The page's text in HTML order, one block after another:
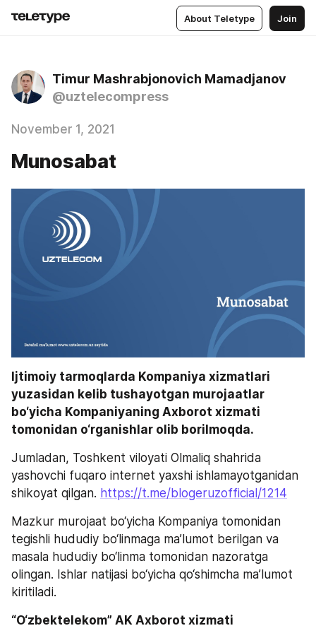
About Teletype Join
Timur Mashrabjonovich Mamadjanov
@uztelecompress
November 1, 2021
Munosabat
Ijtimoiy tarmoqlarda Kompaniya xizmatlari
yuzasidan kelib tushayotgan murojaatlar
bo‘yicha Kompaniyaning Axborot xizmati
tomonidan o‘rganishlar olib borilmoqda.
Jumladan, Toshkent viloyati Olmaliq shahrida
yashovchi fuqaro internet yaxshi ishlamayotganidan
shikoyat qilgan. https://t.me/blogeruzofficial/1214
Mazkur murojaat bo‘yicha Kompaniya tomonidan
tegishli hududiy bo‘linmaga ma’lumot berilgan va
masala hududiy bo‘linma tomonidan nazoratga
olingan. Ishlar natijasi bo‘yicha qo‘shimcha ma’lumot
kiritiladi.
“O‘zbektelekom” AK Axborot xizmati